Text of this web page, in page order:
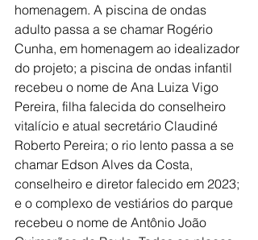
homenagem. A piscina de ondas
adulto passa a se chamar Rogério
Cunha, em homenagem ao idealizador
do projeto; a piscina de ondas infantil
recebeu o nome de Ana Luiza Vigo
Pereira, filha falecida do conselheiro
vitalício e atual secretário Claudiné
Roberto Pereira; o rio lento passa a se
chamar Edson Alves da Costa,
conselheiro e diretor falecido em 2023;
e o complexo de vestiários do parque
recebeu o nome de Antônio João